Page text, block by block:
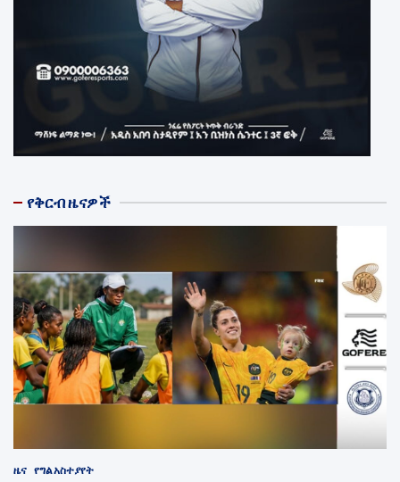
የቅርብ ዜናዎች
ዜና የግል አስተያየት